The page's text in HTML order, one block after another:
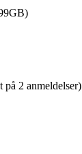
på 2 anmeldelser)